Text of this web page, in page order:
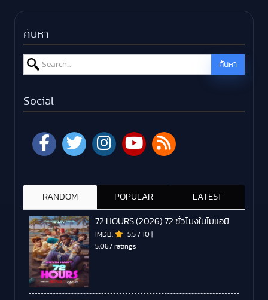
ค้นหา
Search for: ค้นหา
Social
RANDOM POPULAR LATEST
72 HOURS (2026) 72 ชั่วโมงในไมแอมี
IMDB: 5.5 / 10 |
5,067 ratings